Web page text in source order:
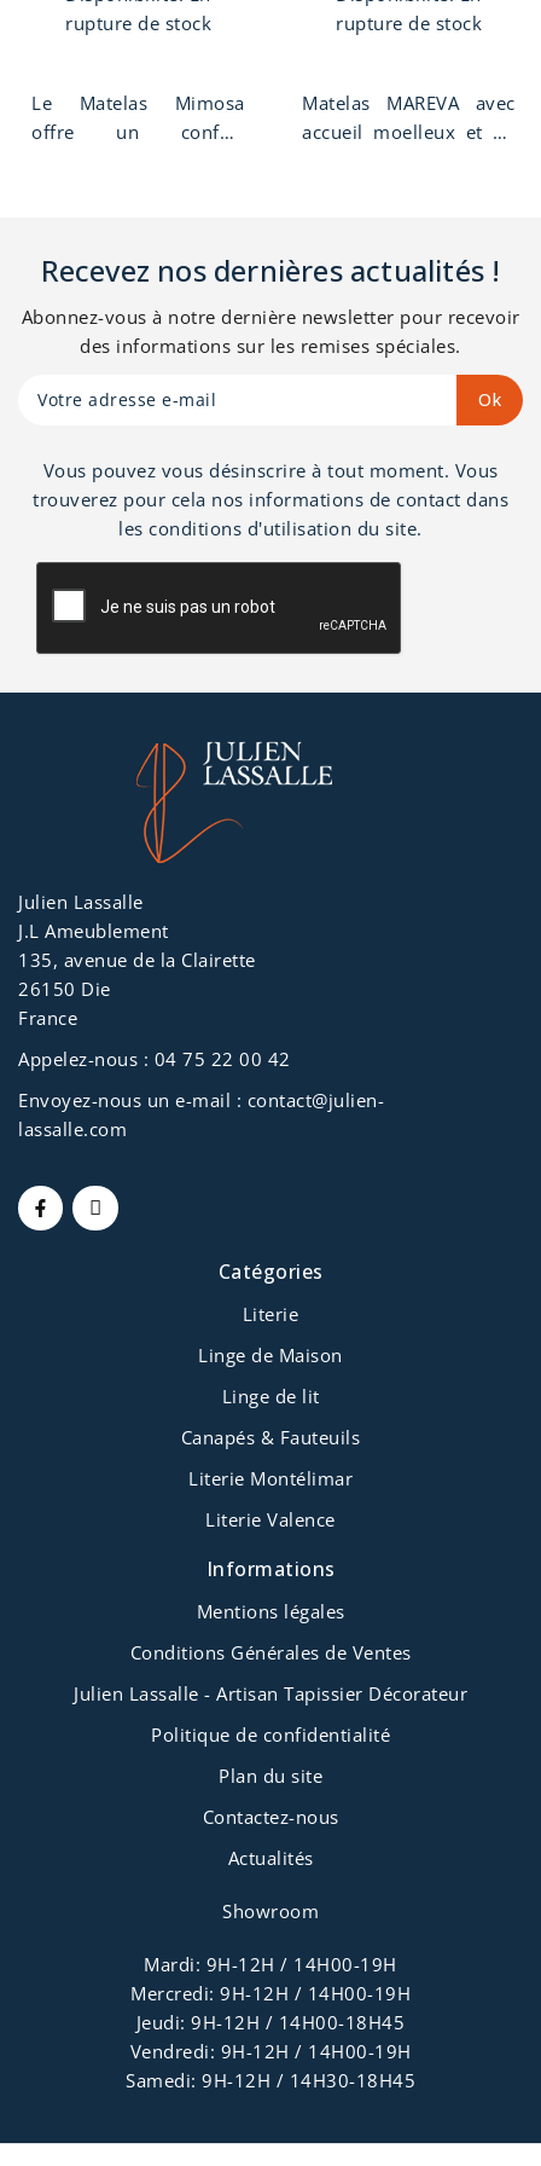
gr/m2. Tissu stretch
ans, fabriqué en France.
rupture de stock
Le Matelas Mimosa
offre un confort
supérieur à 80 kg.
Accueil et soutien ferme
en mousse
kg/m3. Hauteur 21,50
5 ans, fabriqué en
France.
rupture de stock
Matelas MAREVA avec
accueil moelleux et un
matelas MAREVA se
compose d'une face
hiver laine 500 gr + 18
mm de mousse de
confort et 300 gr de
ouate. Sur la face été
mm de mousse de
confort et 250 gr de
ouate. Hauteur total de
23 cm. Tissu 100%
biocide. Garantie 5 ans;
Fabriqué en France.
Recevez nos dernières actualités !
Abonnez-vous à notre dernière newsletter pour recevoir
des informations sur les remises spéciales.
Vous pouvez vous désinscrire à tout moment. Vous
trouverez pour cela nos informations de contact dans
les conditions d'utilisation du site.
Julien Lassalle
J.L Ameublement
135, avenue de la Clairette
26150 Die
France
Appelez-nous : 04 75 22 00 42
Envoyez-nous un e-mail : contact@julien-
lassalle.com
Catégories
Literie
Linge de Maison
Linge de lit
Canapés & Fauteuils
Literie Montélimar
Literie Valence
Informations
Mentions légales
Conditions Générales de Ventes
Julien Lassalle - Artisan Tapissier Décorateur
Politique de confidentialité
Plan du site
Contactez-nous
Actualités
Showroom
Mardi: 9H-12H / 14H00-19H
Mercredi: 9H-12H / 14H00-19H
Jeudi: 9H-12H / 14H00-18H45
Vendredi: 9H-12H / 14H00-19H
Samedi: 9H-12H / 14H30-18H45